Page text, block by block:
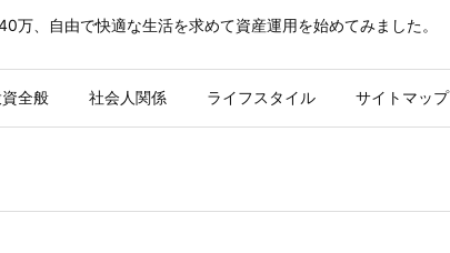
万、自由で快適な生活を求めて資産運用を始めてみました。
全般 社会人関係 ライフスタイル サイトマップ